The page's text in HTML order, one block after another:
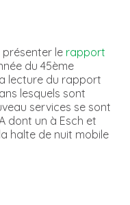
présenter le rapport
du 45ème
lecture du rapport
lesquels sont
services se sont
dont un à Esch et
halte de nuit mobile